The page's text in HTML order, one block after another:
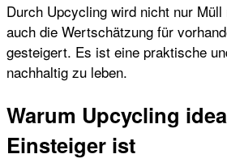
Durch Upcycling wird nicht nur
auch die Wertschätzung für
gesteigert. Es ist eine praktische
nachhaltig zu leben.
Warum Upcycling
Einsteiger ist